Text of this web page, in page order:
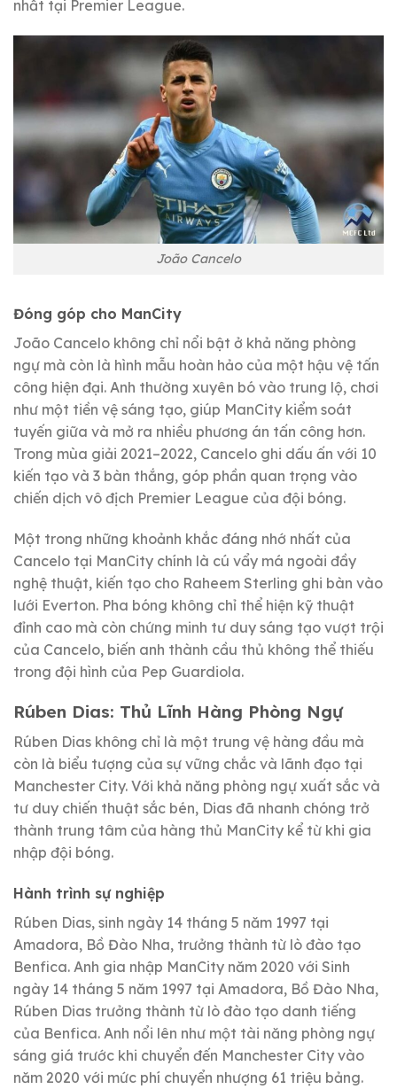
nhất tại Premier League.
João Cancelo
Đóng góp cho ManCity
João Cancelo không chỉ nổi bật ở khả năng phòng
ngự mà còn là hình mẫu hoàn hảo của một hậu vệ tấn
công hiện đại. Anh thường xuyên bó vào trung lộ, chơi
như một tiền vệ sáng tạo, giúp ManCity kiểm soát
tuyến giữa và mở ra nhiều phương án tấn công hơn.
Trong mùa giải 2021–2022, Cancelo ghi dấu ấn với 10
kiến tạo và 3 bàn thắng, góp phần quan trọng vào
chiến dịch vô địch Premier League của đội bóng.
Một trong những khoảnh khắc đáng nhớ nhất của
Cancelo tại ManCity chính là cú vẩy má ngoài đầy
nghệ thuật, kiến tạo cho Raheem Sterling ghi bàn vào
lưới Everton. Pha bóng không chỉ thể hiện kỹ thuật
đỉnh cao mà còn chứng minh tư duy sáng tạo vượt trội
của Cancelo, biến anh thành cầu thủ không thể thiếu
trong đội hình của Pep Guardiola.
Rúben Dias: Thủ Lĩnh Hàng Phòng Ngự
Rúben Dias không chỉ là một trung vệ hàng đầu mà
còn là biểu tượng của sự vững chắc và lãnh đạo tại
Manchester City. Với khả năng phòng ngự xuất sắc và
tư duy chiến thuật sắc bén, Dias đã nhanh chóng trở
thành trung tâm của hàng thủ ManCity kể từ khi gia
nhập đội bóng.
Hành trình sự nghiệp
Rúben Dias, sinh ngày 14 tháng 5 năm 1997 tại
Amadora, Bồ Đào Nha, trưởng thành từ lò đào tạo
Benfica. Anh gia nhập ManCity năm 2020 với Sinh
ngày 14 tháng 5 năm 1997 tại Amadora, Bồ Đào Nha,
Rúben Dias trưởng thành từ lò đào tạo danh tiếng
của Benfica. Anh nổi lên như một tài năng phòng ngự
sáng giá trước khi chuyển đến Manchester City vào
năm 2020 với mức phí chuyển nhượng 61 triệu bảng.